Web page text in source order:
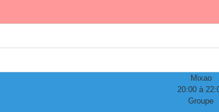
Mixao
20:00 à
Groupe